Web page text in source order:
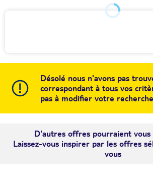
Désolé nous n'avons pas
correspondant à tous vos
pas à modifier votre
D'autres offres pourraient vous
Laissez-vous inspirer par les offres
vous